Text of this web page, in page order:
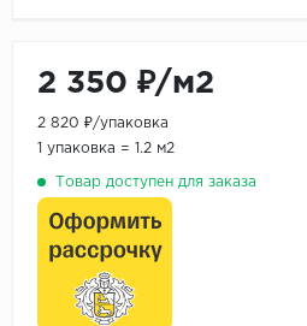
2 350 ₽/м2
2 820 ₽/упаковка
1 упаковка = 1.2 м2
Товар доступен для заказа